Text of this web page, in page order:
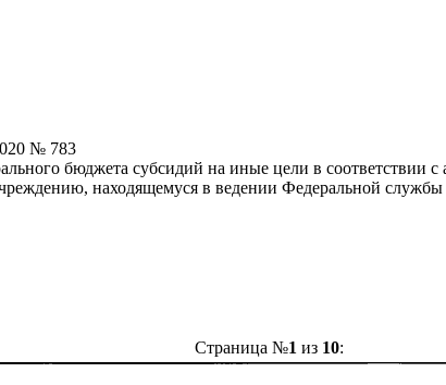
№ 783
бюджета субсидий на иные цели в соответствии
находящемуся в ведении Федеральной
Страница №1 из 10: